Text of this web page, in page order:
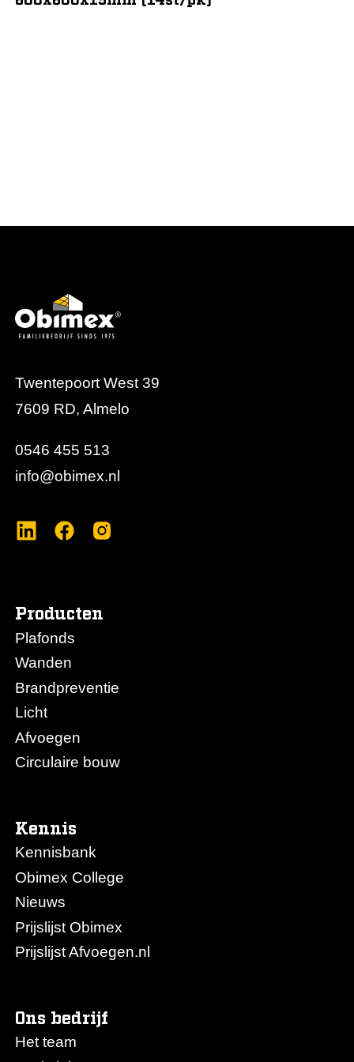
Tegular-uitvoeringen of grotere modules voor
Twentepoort West 39
7609 RD, Almelo
0546 455 513
info@obimex.nl
Producten
Plafonds
Wanden
Brandpreventie
Licht
Afvoegen
Circulaire bouw
Kennis
Kennisbank
Obimex College
Nieuws
Prijslijst Obimex
Prijslijst Afvoegen.nl
Ons bedrijf
Het team